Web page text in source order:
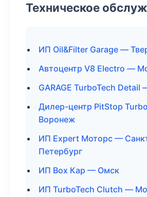
Техническое
ИП Oil&Filter Garage —
Автоцентр V8 Electro —
GARAGE TurboTech
Дилер-центр PitStop
Воронеж
ИП Expert Моторс —
Петербург
ИП Box Кар — Омск
ИП TurboTech Clutch —